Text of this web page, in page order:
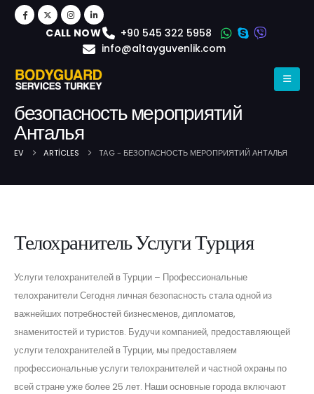
CALL NOW
+90 545 322 5958
info@altayguvenlik.com
безопасность мероприятий
Анталья
EV ARTICLES TAG - БЕЗОПАСНОСТЬ МЕРОПРИЯТИЙ АНТАЛЬЯ
Post Archive
Телохранитель Услуги Турция
Услуги телохранителей в Турции – Профессиональные
телохранители Сегодня личная безопасность стала одной из
важнейших потребностей бизнесменов, дипломатов,
знаменитостей и туристов. Будучи компанией, предоставляющей
услуги телохранителей в Турции, мы предоставляем
профессиональные услуги телохранителей и частной охраны по
всей стране уже более 25 лет. Наши основные города включают